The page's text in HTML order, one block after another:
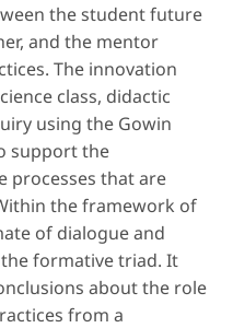
the student future
and the mentor
The innovation
class, didactic
using the Gowin
support the
processes that are
the framework of
of dialogue and
formative triad. It
about the role
from a